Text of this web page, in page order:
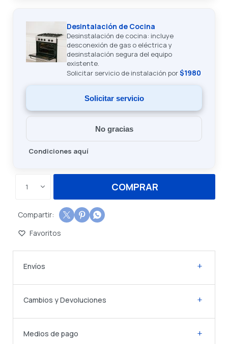
Desintalación de Cocina
Desinstalación de cocina: incluye
desconexión de gas o eléctrica y
desinstalación segura del equipo
existente.
Solicitar servicio de instalación por$1980
Solicitar servicio
No gracias
Condiciones aquí
1 COMPRAR
  
Envíos
Cambios y Devoluciones
Medios de pago